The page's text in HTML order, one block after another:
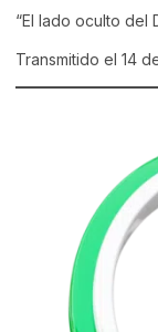
“El lado oculto del
Transmitido el 14